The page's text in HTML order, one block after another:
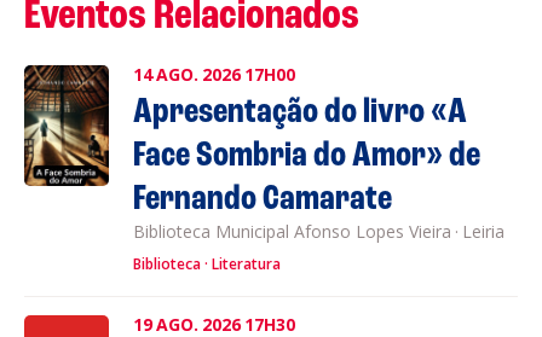
Eventos Relacionados
14AGO. 2026 17H00
Apresentação do livro «A
Face Sombria do Amor» de
Fernando Camarate
Biblioteca Municipal Afonso Lopes Vieira · Leiria
Biblioteca Literatura
19AGO. 2026 17H30